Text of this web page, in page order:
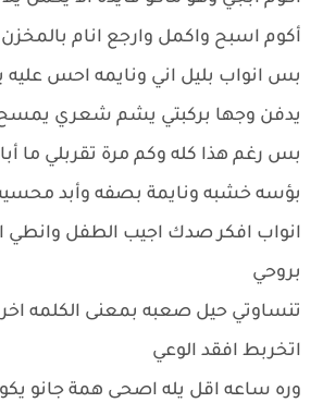
أكوم اسبح واكمل وارجع انام
بس انواب بليل اني ونايمه احس
يدفن وجها بركبتي يشم شعري يمسح
بس رغم هذا كله وكم مرة تقربلي ما
بؤسه خشبه ونايمة بصفه وأبد
انواب افكر صدك اجيب الطفل وانطي
بروحي
تنساوتي حيل صعبه بمعنى الكلمه
اتخربط افقد الوعي
وره ساعه اقل يله اصحى همة جانو